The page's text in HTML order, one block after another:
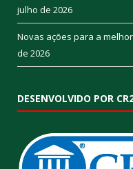
julho de 2026
Novas ações para a
de 2026
DESENVOLVIDO POR